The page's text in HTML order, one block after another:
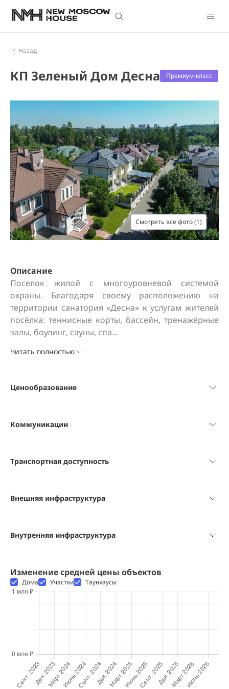
Назад
КП Зеленый Дом Десна Премиум-класс
Смотреть все фото (1)
Описание
Поселок жилой с многоуровневой системой
охраны. Благодаря своему расположению на
территории санатория «Десна» к услугам жителей
посёлка: теннисные корты, бассейн, тренажёрные
залы, боулинг, сауны, спа...
Читать полностью
Ценообразование
Коммуникации
Транспортная доступность
Внешняя инфраструктура
Внутренняя инфраструктура
Изменение средней цены объектов
Дома Участки Таунхаусы